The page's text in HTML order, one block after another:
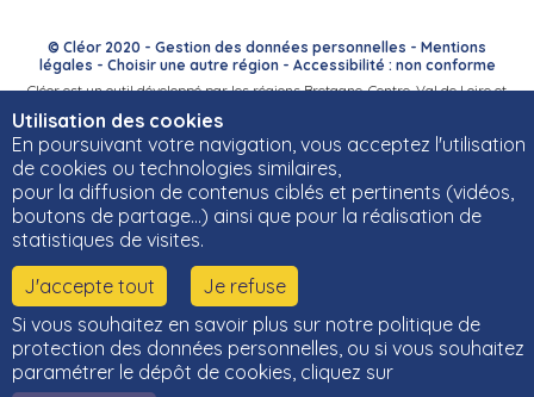
Utilisation des cookies
En poursuivant votre navigation, vous acceptez l'utilisation
de cookies ou technologies similaires,
pour la diffusion de contenus ciblés et pertinents (vidéos,
boutons de partage…) ainsi que pour la réalisation de
statistiques de visites.
J'accepte tout
Je refuse
Si vous souhaitez en savoir plus sur notre politique de
protection des données personnelles, ou si vous souhaitez
paramétrer le dépôt de cookies, cliquez sur
© Cléor 2020 - Gestion des données personnelles - Mentions
légales - Choisir une autre région- Accessibilité : non conforme
Cléor est un outil développé par les régions Bretagne, Centre-Val de Loire et